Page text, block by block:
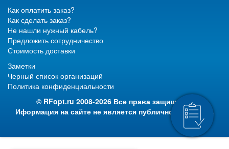
Как оплатить заказ?
Как сделать заказ?
Не нашли нужный кабель?
Предложить сотрудничество
Стоимость доставки
Заметки
Черный список организаций
Политика конфиденциальности
© RFopt.ru 2008-2026 Все права защищены.
Иформация на сайте не является публичной офертой.